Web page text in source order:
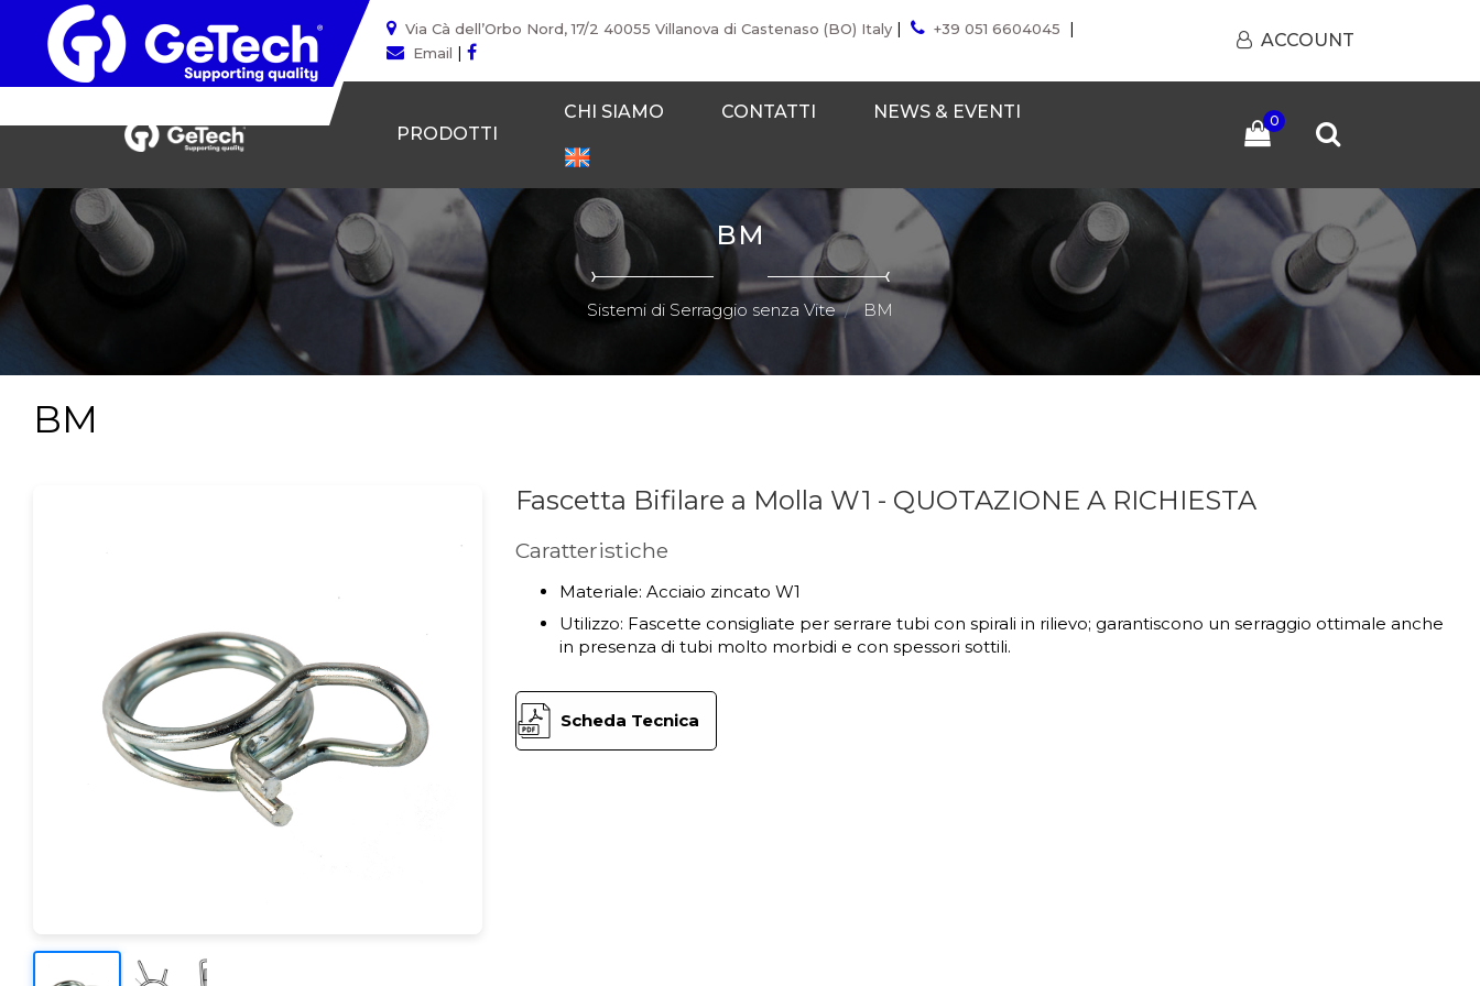
Via Cà dell’Orbo Nord, 17/2 40055 Villanova di Castenaso (BO) Italy | +39 051 6604045 |
Email |
ACCOUNT
PRODOTTI
CHI SIAMO CONTATTI NEWS & EVENTI 0
BM
Sistemi di Serraggio senza Vite BM
BM
Fascetta Bifilare a Molla W1 - QUOTAZIONE A RICHIESTA
Caratteristiche
Materiale: Acciaio zincato W1
Utilizzo: Fascette consigliate per serrare tubi con spirali in rilievo; garantiscono un serraggio ottimale anche
in presenza di tubi molto morbidi e con spessori sottili.
Scheda Tecnica